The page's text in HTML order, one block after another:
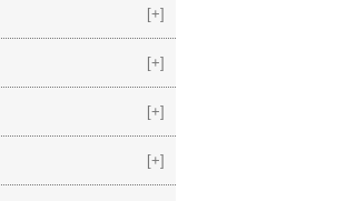
[+]
[+]
[+]
[+]